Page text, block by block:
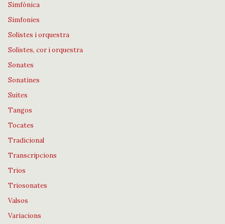
Simfònica
Simfonies
Solistes i orquestra
Solistes, cor i orquestra
Sonates
Sonatines
Suites
Tangos
Tocates
Tradicional
Transcripcions
Trios
Triosonates
Valsos
Variacions